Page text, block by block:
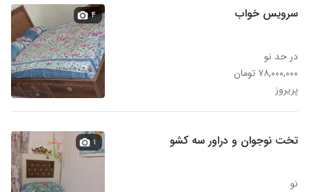
سرویس خواب
در حد نو
۷۸,۰۰۰,۰۰۰ تومان
پریروز
۴
تخت نوجوان و دراور سه کشو
نو
۱